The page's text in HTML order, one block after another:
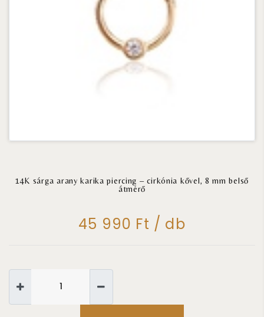
14K sárga arany karika piercing – cirkónia kővel, 8 mm belső
átmérő
45 990 Ft / db